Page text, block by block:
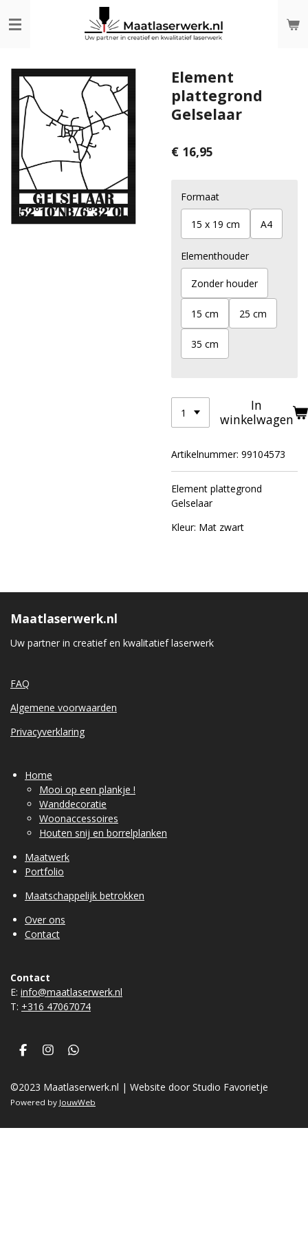
direct
hoofdinhoud
Element
plattegrond
Gelselaar
€ 16,95
Formaat
15 x 19 cm A4
Elementhouder
Zonder houder
15 cm 25 cm
35 cm
In
winkelwagen
Artikelnummer: 99104573
Element plattegrond
Gelselaar
Kleur: Mat zwart
Maatlaserwerk.nl
Uw partner in creatief en kwalitatief laserwerk
FAQ
Algemene voorwaarden
Privacyverklaring
Home
Mooi op een plankje !
Wanddecoratie
Woonaccessoires
Houten snij en borrelplanken
Maatwerk
Portfolio
Maatschappelijk betrokken
Over ons
Contact
Contact
E: info@maatlaserwerk.nl
T: +316 47067074
F
e
b
o
k
I
t
a
g
a
W
t
s
A
p
©2023 Maatlaserwerk.nl | Website door Studio Favorietje
Powered by JouwWeb